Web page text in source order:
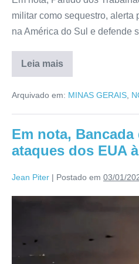
militar como sequestro, alerta
na América do Sul e defende
Leia mais
Arquivado em: MINAS GERAIS
Em nota,
ataques dos EUA
Jean Piter | Postado em 03/01/